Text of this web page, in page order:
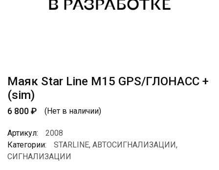
Маяк Star Line M15 GPS/ГЛОНАСС +
(sim)
6 800₽ (Нет в наличии)
Артикул:
2008
Категории:
STARLINE, АВТОСИГНАЛИЗАЦИИ,
СИГНАЛИЗАЦИИ